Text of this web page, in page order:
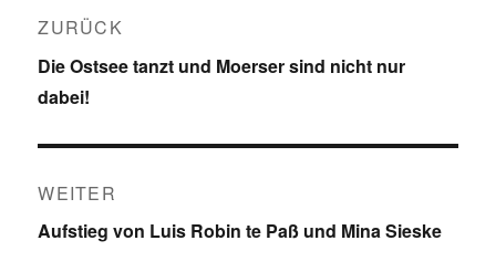
ZURÜCK
Vorheriger
Beitrag:
Die Ostsee tanzt und Moerser sind nicht nur
dabei!
WEITER
Nächster
Aufstieg von Luis Robin te Paß und Mina Sieske